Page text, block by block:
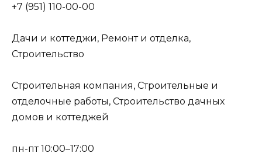
+7 (951) 110-00-00
Дачи и коттеджи, Ремонт и отделка,
Строительство
Строительная компания, Строительные и
отделочные работы, Строительство дачных
домов и коттеджей
пн-пт 10:00–17:00